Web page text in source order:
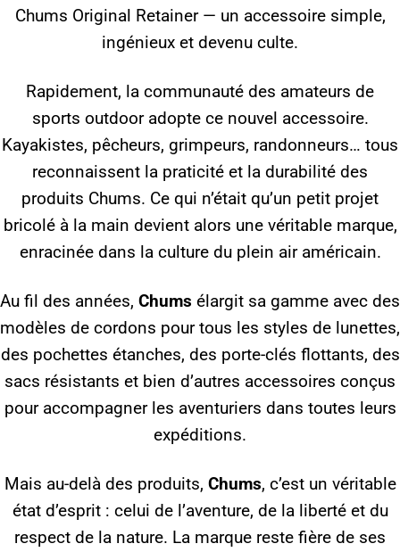
Chums Original Retainer — un accessoire simple,
ingénieux et devenu culte.
Rapidement, la communauté des amateurs de
sports outdoor adopte ce nouvel accessoire.
Kayakistes, pêcheurs, grimpeurs, randonneurs… tous
reconnaissent la praticité et la durabilité des
produits Chums. Ce qui n’était qu’un petit projet
bricolé à la main devient alors une véritable marque,
enracinée dans la culture du plein air américain.
Au fil des années, Chums élargit sa gamme avec des
modèles de cordons pour tous les styles de lunettes,
des pochettes étanches, des porte-clés flottants, des
sacs résistants et bien d’autres accessoires conçus
pour accompagner les aventuriers dans toutes leurs
expéditions.
Mais au-delà des produits, Chums, c’est un véritable
état d’esprit : celui de l’aventure, de la liberté et du
respect de la nature. La marque reste fière de ses